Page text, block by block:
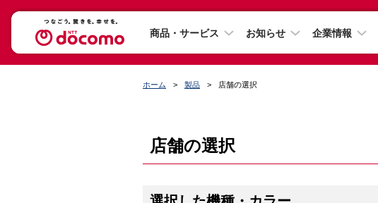
商品・サービス お知らせ 企業情報
ホーム 製品 店舗の選択
店舗の選択